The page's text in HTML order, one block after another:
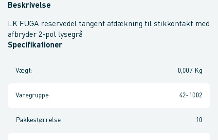
Beskrivelse
LK FUGA reservedel tangent afdækning til stikkontakt med
afbryder 2-pol lysegrå
Specifikationer
Vægt: 0,007 Kg
Varegruppe: 42-1002
Pakkestørrelse: 10